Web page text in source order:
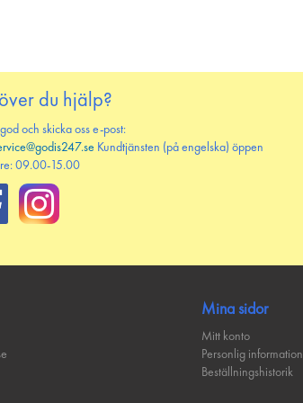
du hjälp?
och skicka oss e-post:
Kundtjänsten (på engelska) öppen
09.00-15.00
Mina sidor
Mitt konto
Personlig information
Beställningshistorik